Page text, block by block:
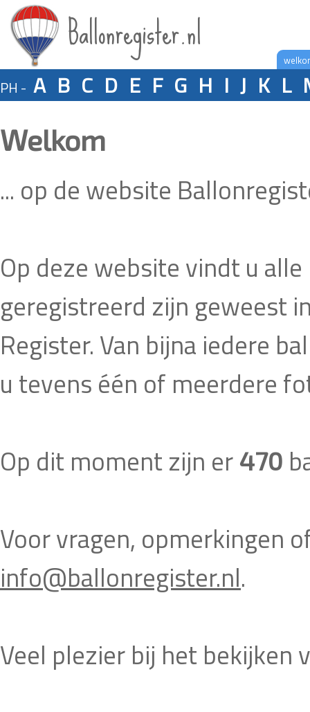
Ballonregister.nl
PH - A B C D E F G H I J K L
Welkom
... op de website
Op deze website vindt u
geregistreerd zijn geweest
Register. Van bijna iedere
u tevens één of meerdere
Op dit moment zijn er 470
Voor vragen, opmerkingen
info@ballonregister.nl.
Veel plezier bij het bekijken